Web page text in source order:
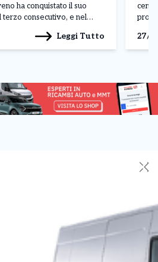
ha conquistato il suo
terzo consecutivo, e nel
evidente per qualità,
Leggi Tutto 27/
✕